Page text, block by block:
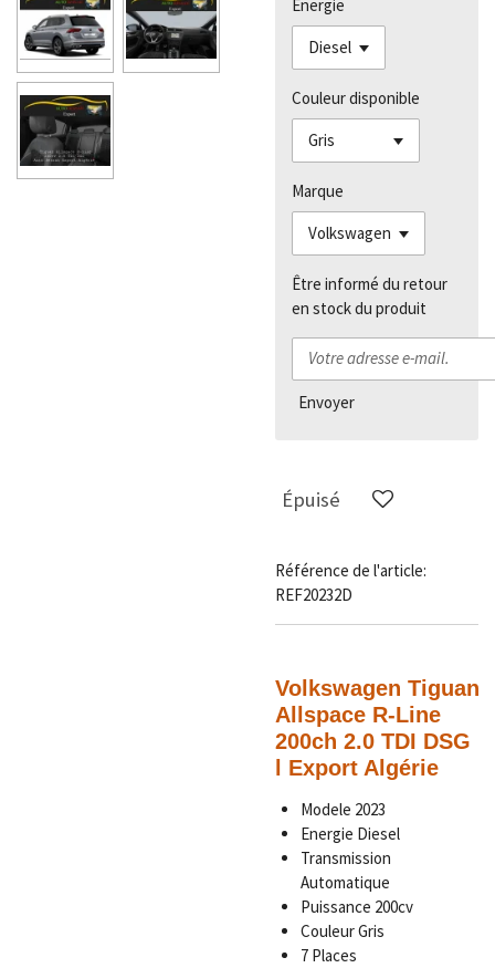
Énergie
Couleur disponible
Marque
Être informé du retour
en stock du produit
Envoyer
Épuisé
Référence de l'article:
REF20232D
Volkswagen Tiguan
Allspace R-Line
200ch 2.0 TDI DSG
l Export Algérie
Modele 2023
Energie Diesel
Transmission
Automatique
Puissance 200cv
Couleur Gris
7 Places